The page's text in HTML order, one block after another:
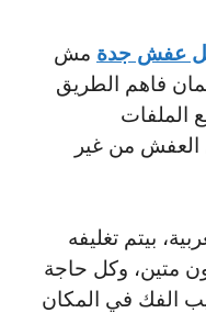
عفش جدة مش
فاهم الطريق
الملفات
من غير
بيتم تغليفه
متين، وكل حاجة
الفك في المكان